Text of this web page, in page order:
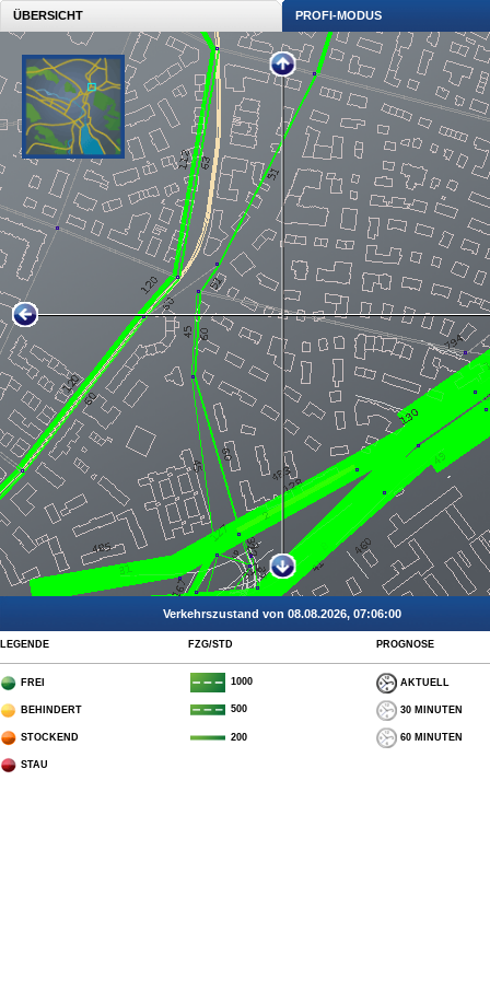
ÜBERSICHT PROFI-MODUS
Verkehrszustand von 08.08.2026, 07:06:00
LEGENDE FZG/STD PROGNOSE
FREI 1000 AKTUELL
BEHINDERT 500 30 MINUTEN
STOCKEND 200 60 MINUTEN
STAU